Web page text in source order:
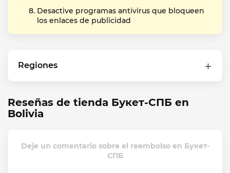
Desactive programas antivirus que bloqueen
los enlaces de publicidad
Regiones
Reseñas de tienda Букет-СПБ en
Bolivia
Deje un comentario sobre el reembolso en Букет-
СПБ